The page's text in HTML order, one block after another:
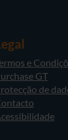
e
GT
de